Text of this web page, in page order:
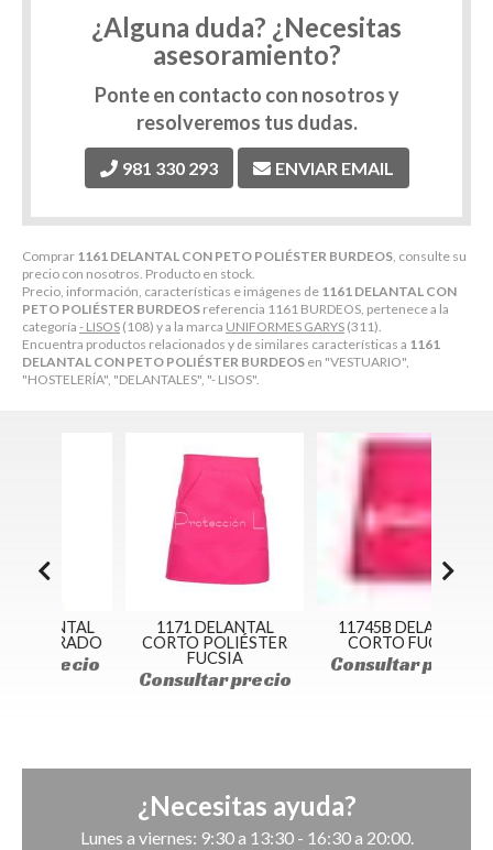
Comprar 1161 DELANTAL CON PETO POLIÉSTER BURDEOS, consulte su
precio con nosotros. Producto en stock.
Precio, información, características e imágenes de 1161 DELANTAL CON
PETO POLIÉSTER BURDEOS referencia 1161 BURDEOS, pertenece a la
categoría - LISOS (108) y a la marca UNIFORMES GARYS (311).
Encuentra productos relacionados y de similares características a 1161
DELANTAL CON PETO POLIÉSTER BURDEOS en "VESTUARIO",
"HOSTELERÍA", "DELANTALES", "- LISOS".
¿Alguna duda? ¿Necesitas
asesoramiento?
Ponte en contacto con nosotros y
resolveremos tus dudas.
981 330 293 ENVIAR EMAIL
1171 DELANTAL
CORTO POLIÉSTER
Consultar precio
11745B DELANTAL
CORTO FUCSIA
Consultar precio
¿Necesitas ayuda?
Lunes a viernes: 9:30 a 13:30 - 16:30 a 20:00.